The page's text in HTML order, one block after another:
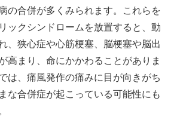
の合併が多くみられます。これらを
ックシンドロームを放置すると、動
、狭心症や心筋梗塞、脳梗塞や脳出
高まり、命にかかわることがありま
は、痛風発作の痛みに目が向きがち
な合併症が起こっている可能性にも